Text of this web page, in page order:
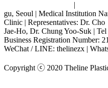
|
gu, Seoul | Medical Institution
Clinic | Representatives: Dr. Cho
Jae-Ho, Dr. Chung Yoo-Suk |
Business Registration Number:
WeChat / LINE: thelinezx |
Copyright ⓒ 2020 Theline